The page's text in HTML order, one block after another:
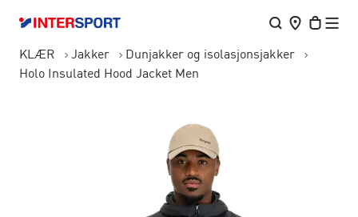
KLÆR Jakker
Dunjakker og isolasjonsjakker
Holo Insulated Hood Jacket Men